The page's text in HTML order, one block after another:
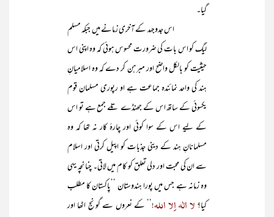
گیا۔
اس جدوجہد کے آخری زمانے میں جبکہ مسلم
لیگ کو اس بات کی ضرورت محسوس ہوئی کہ وہ اپنی اس
حیثیت کو بالکل واضح اور مبرہن کر دے کہ وہ اسلامیانِ
ہند کی واحد نمائندہ جماعت ہے او رپوری مسلمان قوم
یکسوئی کے ساتھ اس کے جھنڈے تلے جمع ہے تو اس
کے لیے اس کے سوا کوئی اور چارۂ کار نہ تھا کہ وہ
مسلمانانِ ہند کے دینی جذبات کو اپیل کرتی اور اسلام
سے ان کی محبت اور دلی تعلق کو کام میں لاتی۔ چنانچہ یہی
وہ زمانہ ہے جس میں پورا ہندوستان ’’پاکستان کا مطلب
کیا؟لا الٰہ اِلا اللہ!‘‘ کے نعروں سے گونج اٹھا اور